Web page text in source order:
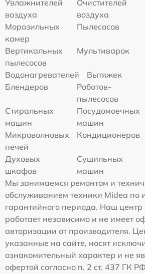
Увлажнителей
воздуха
Очистителей
воздуха
Морозильных
камер
Пылесосов
Вертикальных
пылесосов
Мультиварок
Водонагревателей
Вытяжек
Блендеров
Роботов-
пылесосов
Стиральных
машин
Посудомоечных
машин
Микроволновых
печей
Кондиционеров
Духовых
шкафов
Сушильных
машин
Мы занимаемся ремонтом и
обслуживанием техники Midea по
гарантийного периода. Наш центр
работает независимо и не имеет
авторизации от производителя.
указанные на сайте, носят
ознакомительный характер и не
офертой согласно п. 2 ст. 437 ГК